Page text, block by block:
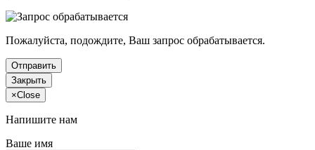
Пожалуйста, подождите, Ваш запрос обрабатывается.
Отправить
Закрыть
×Close
Напишите нам
Ваше имя